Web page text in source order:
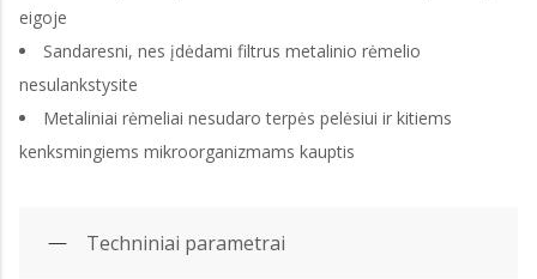
eigoje
Sandaresni, nes įdėdami filtrus metalinio rėmelio
nesulankstysite
Metaliniai rėmeliai nesudaro terpės pelėsiui ir kitiems
kenksmingiems mikroorganizmams kauptis
Techniniai parametrai